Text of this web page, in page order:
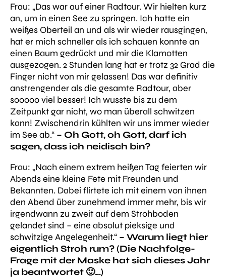
Frau: „Das war auf einer Radtour. Wir hielten kurz
an, um in einen See zu springen. Ich hatte ein
weißes Oberteil an und als wir wieder rausgingen,
hat er mich schneller als ich schauen konnte an
einen Baum gedrückt und mir die Klamotten
ausgezogen. 2 Stunden lang hat er trotz 32 Grad die
Finger nicht von mir gelassen! Das war definitiv
anstrengender als die gesamte Radtour, aber
sooooo viel besser! Ich wusste bis zu dem
Zeitpunkt gar nicht, wo man überall schwitzen
kann! Zwischendrin kühlten wir uns immer wieder
im See ab.“ – Oh Gott, oh Gott, darf ich
sagen, dass ich neidisch bin?
Frau: „Nach einem extrem heißen Tag feierten wir
Abends eine kleine Fete mit Freunden und
Bekannten. Dabei flirtete ich mit einem von ihnen
den Abend über zunehmend immer mehr, bis wir
irgendwann zu zweit auf dem Strohboden
gelandet sind – eine absolut pieksige und
schwitzige Angelegenheit.“ – Warum liegt hier
eigentlich Stroh rum? (Die Nachfolge-
Frage mit der Maske hat sich dieses Jahr
ja beantwortet 🙂…)